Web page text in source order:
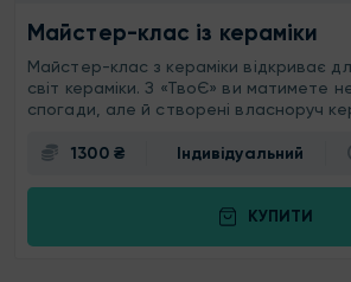
Майстер-клас із кераміки
Майстер-клас з кераміки відкриває
світ кераміки. З «ТвоЄ» ви матимете
спогади, але й створені власноруч
1300 ₴ Індивідуальний
КУПИТИ